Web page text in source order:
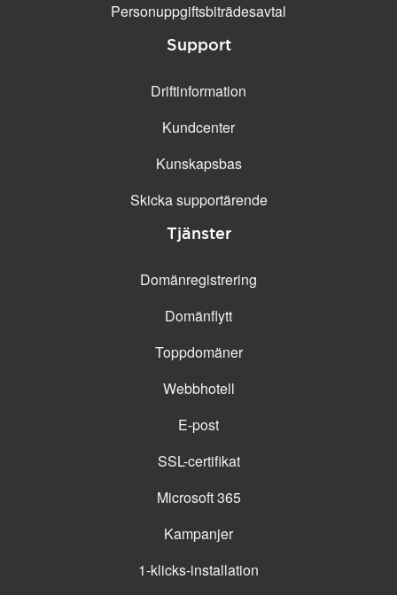
Personuppgifts­biträdesavtal
Support
Driftinformation
Kundcenter
Kunskapsbas
Skicka supportärende
Tjänster
Domänregistrering
Domänflytt
Toppdomäner
Webbhotell
E-post
SSL-certifikat
Microsoft 365
Kampanjer
1-klicks-installation